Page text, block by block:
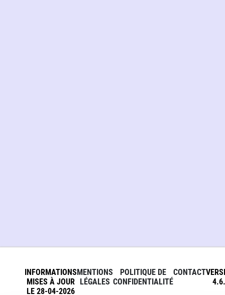
INFORMATIONS
MISES À JOUR
LE 28-04-2026
MENTIONS
LÉGALES
POLITIQUE DE
CONFIDENTIALITÉ
CONTACT